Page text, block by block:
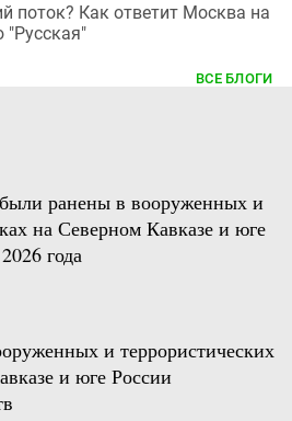
поток? Как ответит Москва на
"Русская"
ВСЕ БЛОГИ
ранены в вооруженных и
на Северном Кавказе и юге
года
и террористических
и юге России